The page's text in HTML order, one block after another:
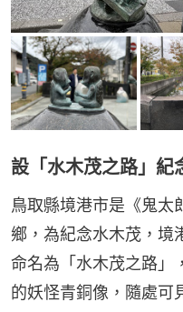
設「水木茂之路」紀
鳥取縣境港市是《鬼太
鄉，為紀念水木茂，境
命名為「水木茂之路」
的妖怪青銅像，隨處可